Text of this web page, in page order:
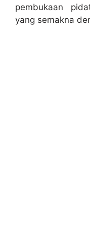
pembukaan
yang semakna